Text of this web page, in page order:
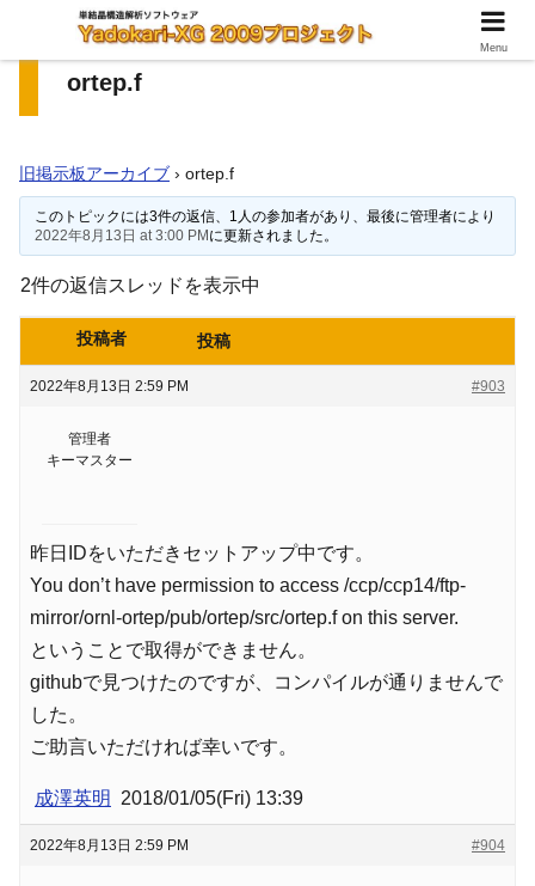
ortep.f
旧掲示板アーカイブ › ortep.f
このトピックには3件の返信、1人の参加者があり、最後に管理者により
2022年8月13日 at 3:00 PMに更新されました。
2件の返信スレッドを表示中
投稿者 投稿
2022年8月13日 2:59 PM #903
管理者
キーマスター
昨日IDをいただきセットアップ中です。
You don’t have permission to access /ccp/ccp14/ftp-
mirror/ornl-ortep/pub/ortep/src/ortep.f on this server.
ということで取得ができません。
githubで見つけたのですが、コンパイルが通りませんで
した。
ご助言いただければ幸いです。
成澤英明 2018/01/05(Fri) 13:39
2022年8月13日 2:59 PM #904
Menu